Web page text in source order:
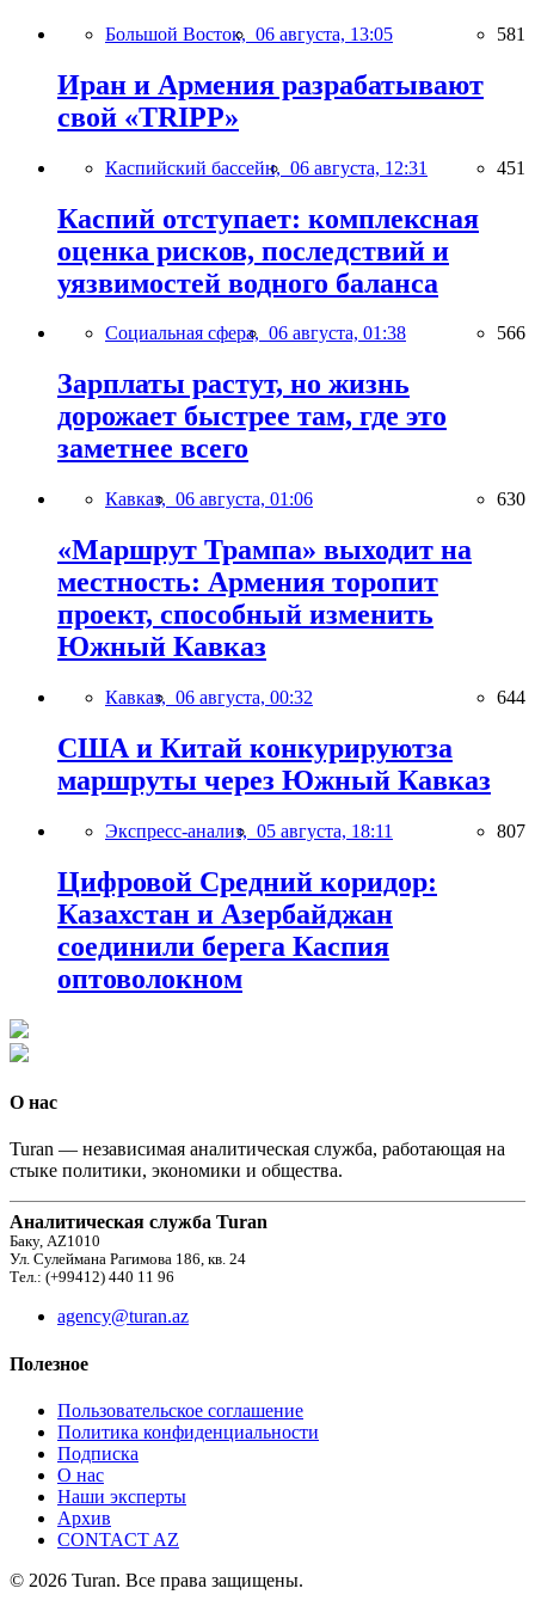
Большой Восток, 06 августа, 13:05 581
Иран и Армения разрабатывают
свой «TRIPP»
Каспийский бассейн, 06 августа, 12:31 451
Каспий отступает: комплексная
оценка рисков, последствий и
уязвимостей водного баланса
Социальная сфера, 06 августа, 01:38 566
Зарплаты растут, но жизнь
дорожает быстрее там, где это
заметнее всего
Кавказ, 06 августа, 01:06 630
«Маршрут Трампа» выходит на
местность: Армения торопит
проект, способный изменить
Южный Кавказ
Кавказ, 06 августа, 00:32 644
США и Китай конкурируютза
маршруты через Южный Кавказ
Экспресс-анализ, 05 августа, 18:11 807
Цифровой Средний коридор:
Казахстан и Азербайджан
соединили берега Каспия
оптоволокном
О нас
Turan — независимая аналитическая служба, работающая на
стыке политики, экономики и общества.
Аналитическая служба Turan
Баку, AZ1010
Ул. Сулеймана Рагимова 186, кв. 24
Тел.: (+99412) 440 11 96
agency@turan.az
Полезное
Пользовательское соглашение
Политика конфиденциальности
Подписка
О нас
Наши эксперты
Архив
CONTACT AZ
© 2026 Turan. Все права защищены.